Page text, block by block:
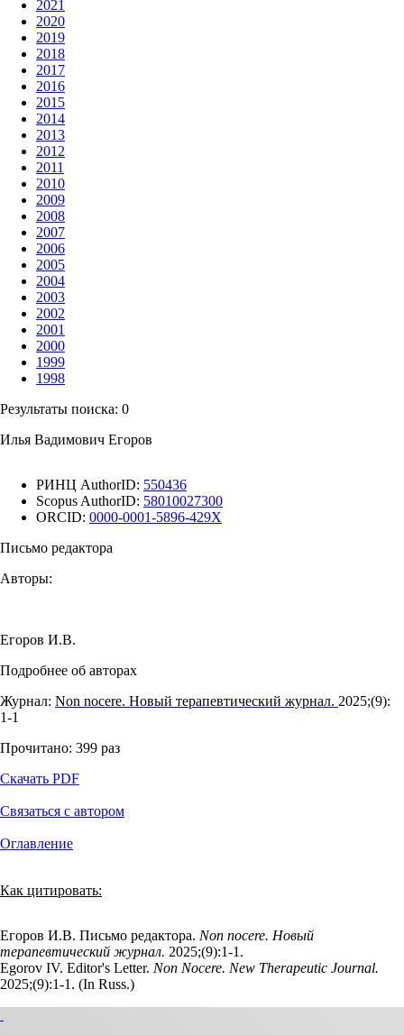
2021
2020
2019
2018
2017
2016
2015
2014
2013
2012
2011
2010
2009
2008
2007
2006
2005
2004
2003
2002
2001
2000
1999
1998
Результаты поиска: 0
Илья Вадимович Егоров
РИНЦ AuthorID: 550436
Scopus AuthorID: 58010027300
ORCID: 0000-0001-5896-429X
Письмо редактора
Авторы:
Егоров И.В.
Подробнее об авторах
Журнал: Non nocere. Новый терапевтический журнал. 2025;(9):
1‑1
Прочитано: 399 раз
Скачать PDF
Связаться с автором
Оглавление
Как цитировать:
Егоров И.В. Письмо редактора. Non nocere. Новый
терапевтический журнал. 2025;(9):1‑1.
Egorov IV. Editor's Letter. Non Nocere. New Therapeutic Journal.
2025;(9):1‑1. (In Russ.)